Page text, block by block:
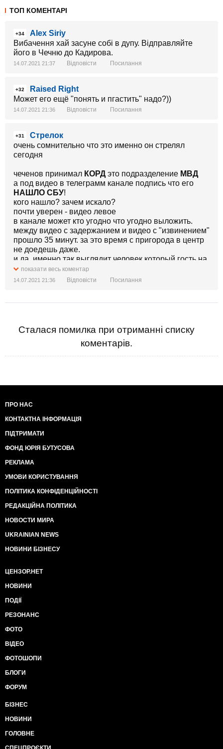
ТОП КОМЕНТАРІ
+34
Alex Siriy
Вибачення хай засуне собі в дупу. Відправляйте
його в Чечню до Кадирова.
14.07.2021 21:37 Відповісти Посилання
+32
Raised Right
Может его ещё "понять и пгастить" надо?))
14.07.2021 21:36 Відповісти Посилання
+31
Стрелок
очень сомнительно что это именно он стрелял
сегодня
чеченов принимал КОРД это подразделение МВД
а под видео в телеграмм канале подпись что его
НАШЛО СБУ!
кого нашло? зачем искало?
почти уверен - видео левое
в канале может кто угодно что угодно выложить.
между видео с задержанием и видео с "извинением"
прошло 35 минут. за это время с пригорода в центр
не доедешь даже.
и да, именно так выглядит человек который гость на
свадьбе
показати весь коментар
14.07.2021 21:36 Відповісти Посилання
Сталася помилка при отриманні списку
коментарів.
ПРО НАС
КОНТАКТНА ІНФОРМАЦІЯ
ПІДТРИМАТИ
ФОНД ЮРІЯ БУТУСОВА
РЕКЛАМА
УМОВИ КОРИСТУВАННЯ
ПОЛІТИКА КОНФІДЕНЦІЙНОСТІ
РЕДАКЦІЙНА ПОЛІТИКА
НОВОСТИ МИРА
UKRAINIAN NEWS
НОВИНИ БІЗНЕСУ
ЦЕНЗОР.НЕТ
НОВИНИ
ПОДІЇ
РЕЗОНАНС
ФОТО
ВІДЕО
ФОТОШОПИ
БЛОГИ
ФОРУМ
БІЗНЕС
НОВИНИ
ГОЛОВНЕ